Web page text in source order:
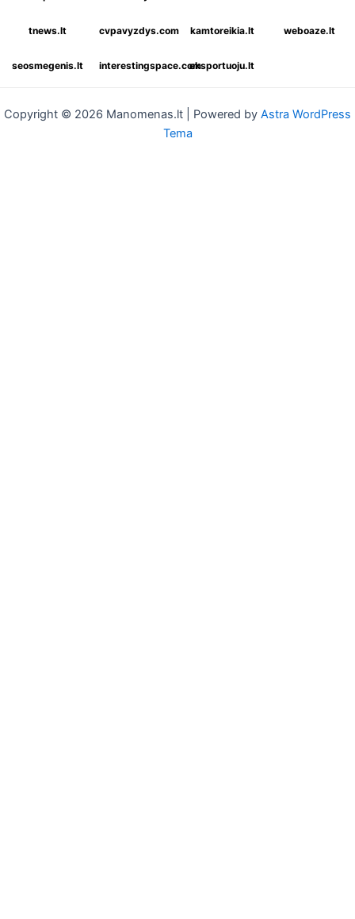
tnews.lt cvpavyzdys.com kamtoreikia.lt weboaze.lt
seosmegenis.lt interestingspace.comeksportuoju.lt
Copyright © 2026 Manomenas.lt | Powered by Astra WordPress
Tema